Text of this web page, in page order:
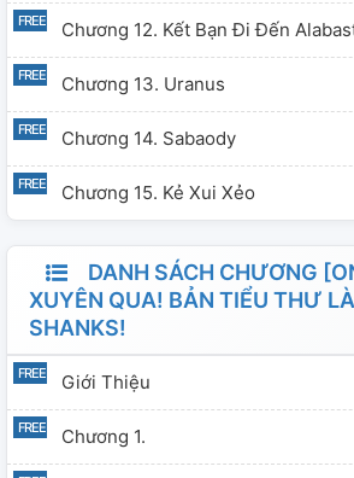
Chương 12. Kết Bạn Đi Đến
Chương 13. Uranus
Chương 14. Sabaody
Chương 15. Kẻ Xui Xẻo
DANH SÁCH CHƯƠNG
XUYÊN QUA! BẢN TIỂU THƯ
SHANKS!
Giới Thiệu
Chương 1.